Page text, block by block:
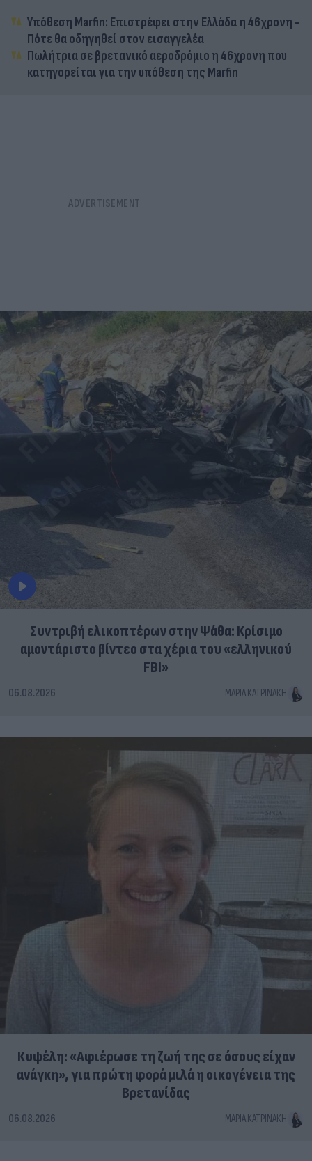
Υπόθεση Marfin: Επιστρέφει στην Ελλάδα η 46χρονη -
Πότε θα οδηγηθεί στον εισαγγελέα
Πωλήτρια σε βρετανικό αεροδρόμιο η 46χρονη που
κατηγορείται για την υπόθεση της Marfin
Συντριβή ελικοπτέρων στην Ψάθα: Κρίσιμο
αμοντάριστο βίντεο στα χέρια του «ελληνικού
FBI»
06.08.2026 ΜΑΡΊΑ ΚΑΤΡΙΝΆΚΗ
Κυψέλη: «Αφιέρωσε τη ζωή της σε όσους είχαν
ανάγκη», για πρώτη φορά μιλά η οικογένεια της
Βρετανίδας
06.08.2026 ΜΑΡΊΑ ΚΑΤΡΙΝΆΚΗ